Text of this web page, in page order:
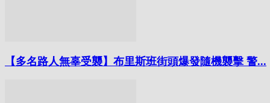
【多名路人無辜受襲】布里斯班街頭爆發隨機襲擊 警...